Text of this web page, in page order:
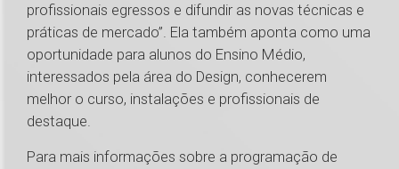
profissionais egressos e difundir as novas técnicas e
práticas de mercado”. Ela também aponta como uma
oportunidade para alunos do Ensino Médio,
interessados pela área do Design, conhecerem
melhor o curso, instalações e profissionais de
destaque.
Para mais informações sobre a programação de